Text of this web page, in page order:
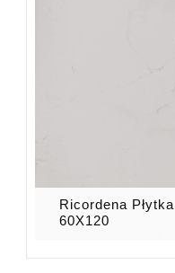
Ricordena
60X120